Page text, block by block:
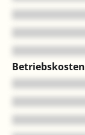
Betriebskosten